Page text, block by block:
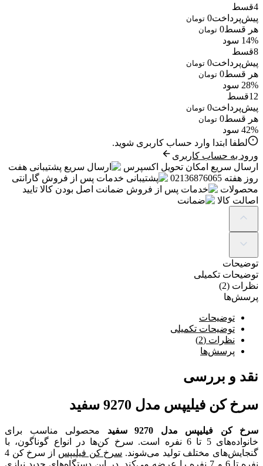
4قسط
پیش‌پرداخت0 تومان
هر قسط0 تومان
14% سود
8قسط
پیش‌پرداخت0 تومان
هر قسط0 تومان
28% سود
12قسط
پیش‌پرداخت0 تومان
هر قسط0 تومان
42% سود
لطفا ابتدا وارد حساب کاربری شوید.
ورود به حساب کاربری
ارسال سریع امکان تحویل اکسپرس پشتیبانی هفت
روز هفته 02136876065
خدمات پس از فروش گارانتی
محصولات
ضمانت اصل بودن کالا تایید
اصالت کالا
توضیحات
توضیحات تکمیلی
نظرات (2)
پرسش‌ها
توضیحات
توضیحات تکمیلی
نظرات (2)
پرسش‌ها
نقد و بررسی
سرخ کن فیلیپس مدل 9270 سفید
سرخ کن فیلیپس مدل 9270 سفید
محصولی مناسب برای
خانواده‌های 5 تا 6 نفره است. سرخ کن‌ها در انواع گوناگون، با
گنجایش‌های مختلف تولید می‌شوند. سرخ کن فیلیپس
از سرخ کن 4